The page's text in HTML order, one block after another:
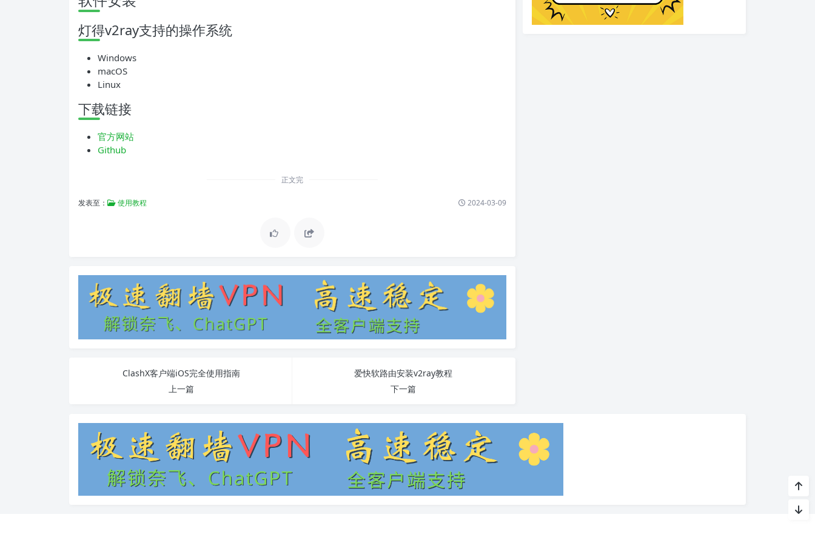
灯得v2ray支持的操作系统
Windows
macOS
Linux
下载链接
官方网站
Github
正文完
发表至： 使用教程 2024-03-09
ClashX客户端iOS完全使用指南
上一篇
爱快软路由安装v2ray教程
下一篇